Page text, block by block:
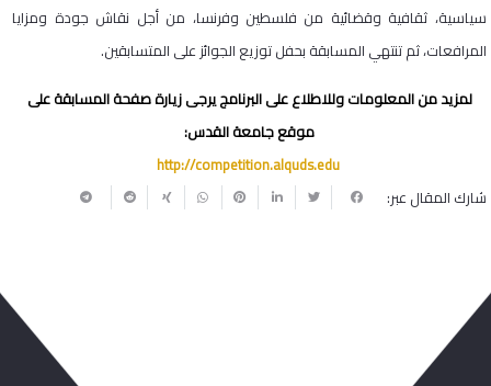
سياسية، ثقافية وقضائية من فلسطين وفرنسا، من أجل نقاش جودة ومزايا
المرافعات، ثم تنتهي المسابقة بحفل توزيع الجوائز على المتسابقين.
لمزيد من المعلومات وللاطلاع على البرنامج يرجى زيارة صفحة المسابقة على
موقع جامعة القدس:
http://competition.alquds.edu
شارك المقال عبر: